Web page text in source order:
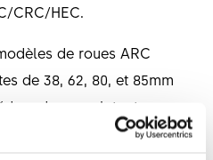
CRC/HEC.
de roues ARC
de 38, 62, 80, et 85mm
de rappel, tout
dans les propres